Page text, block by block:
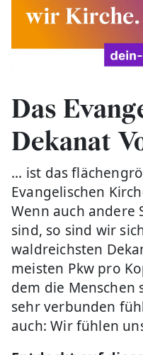
Das
Dekanat
... ist das
Evangelischen
Wenn auch andere
sind, so sind wir
waldreichsten
meisten Pkw pro
dem die Menschen
sehr verbunden
auch: Wir fühlen